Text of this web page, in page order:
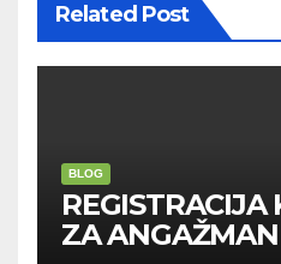
Related Post
BLOG
ZA